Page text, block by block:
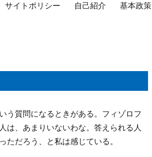
サイトポリシー 自己紹介 基本政策
う質問になるときがある。フィゾロフ
は、あまりいないわな。答えられる人
だろう、と私は感じている。